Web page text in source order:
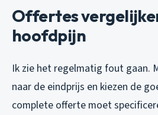
Offertes
hoofdpijn
Ik zie het regelmatig fout gaan.
naar de eindprijs en kiezen de
complete offerte moet